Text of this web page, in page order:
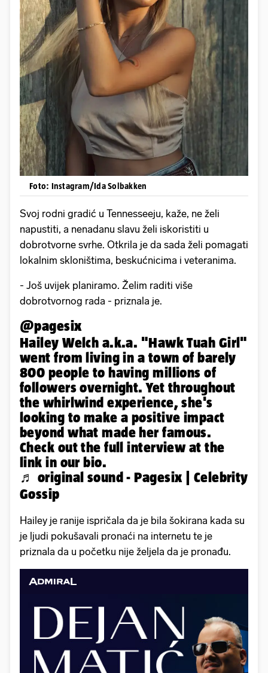
Foto: Instagram/Ida Solbakken
Svoj rodni gradić u Tennesseeju, kaže, ne želi
napustiti, a nenadanu slavu želi iskoristiti u
dobrotvorne svrhe. Otkrila je da sada želi pomagati
lokalnim skloništima, beskućnicima i veteranima.
- Još uvijek planiramo. Želim raditi više
dobrotvornog rada - priznala je.
@pagesix
Hailey Welch a.k.a. "Hawk Tuah Girl"
went from living in a town of barely
800 people to having millions of
followers overnight. Yet throughout
the whirlwind experience, she's
looking to make a positive impact
beyond what made her famous.
Check out the full interview at the
link in our bio.
♬ original sound - Pagesix | Celebrity
Gossip
Hailey je ranije ispričala da je bila šokirana kada su
je ljudi pokušavali pronaći na internetu te je
priznala da u početku nije željela da je pronađu.